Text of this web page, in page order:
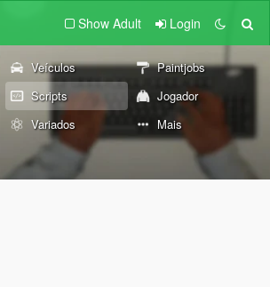
Show Adult Login
Veículos
Paintjobs
Scripts
Jogador
Variados Mais